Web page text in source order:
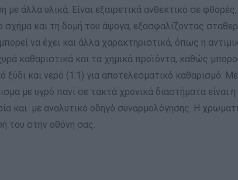
άλλα υλικά. Είναι εξαιρετικά ανθεκτικό σε
σχήμα και τη δομή του άψογα, εξασφαλίζοντας
να έχει και άλλα χαρακτηριστικά, όπως η
καθαριστικά και τα χημικά προϊόντα, καθώς
ξύδι και νερό (1:1) για αποτελεσματικό
με υγρό πανί σε τακτά χρονικά διαστήματα είναι
και με αναλυτικό οδηγό συναρμολόγησης. Η
του στην οθόνη σας.